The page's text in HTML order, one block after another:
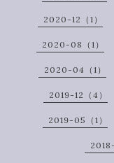
2020-12（1）
2020-08（1）
2020-04（1）
2019-12（4）
2019-05（1）